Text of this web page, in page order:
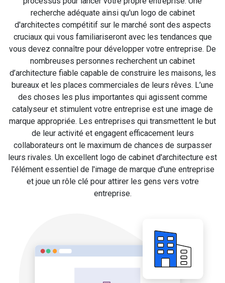
recherche adéquate ainsi qu'un logo de cabinet
d'architectes compétitif sur le marché sont des aspects
cruciaux qui vous familiariseront avec les tendances que
vous devez connaître pour développer votre entreprise. De
nombreuses personnes recherchent un cabinet
d’architecture fiable capable de construire les maisons, les
bureaux et les places commerciales de leurs rêves. L’une
des choses les plus importantes qui agissent comme
catalyseur et stimulent votre entreprise est une image de
marque appropriée. Les entreprises qui transmettent le but
de leur activité et engagent efficacement leurs
collaborateurs ont le maximum de chances de surpasser
leurs rivales. Un excellent logo de cabinet d'architecture est
l'élément essentiel de l'image de marque d'une entreprise
et joue un rôle clé pour attirer les gens vers votre
entreprise.